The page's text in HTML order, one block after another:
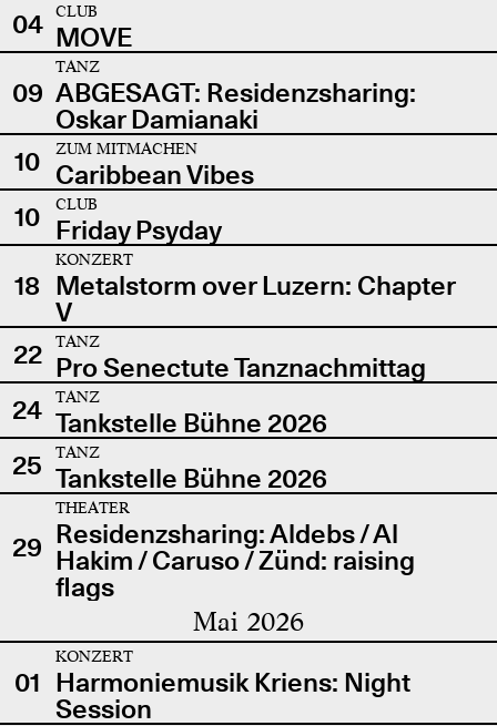
04
CLUB
MOVE
09
TANZ
ABGESAGT: Residenzsharing:
Oskar Damianaki
10
ZUM MITMACHEN
Caribbean Vibes
10
CLUB
Friday Psyday
18
KONZERT
Metalstorm over Luzern: Chapter
V
22
TANZ
Pro Senectute Tanznachmittag
24
TANZ
Tankstelle Bühne 2026
25
TANZ
Tankstelle Bühne 2026
29
THEATER
Residenzsharing: Aldebs / Al
Hakim / Caruso / Zünd: raising
flags
Mai 2026
01
KONZERT
Harmoniemusik Kriens: Night
Session